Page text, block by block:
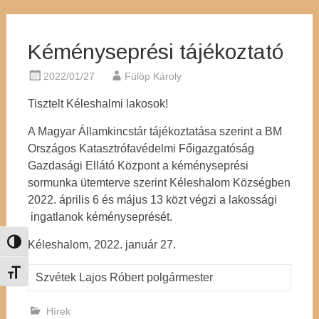
Nagy kontraszt váltása
Betűméret váltása
Kéményseprési tájékoztató
2022/01/27 Fülöp Károly
Tisztelt Kéleshalmi lakosok!
A Magyar Államkincstár tájékoztatása szerint a BM
Országos Katasztrófavédelmi Főigazgatóság
Gazdasági Ellátó Központ a kéményseprési
sormunka ütemterve szerint Kéleshalom Községben
2022. április 6 és május 13 közt végzi a lakossági
ingatlanok kéményseprését.
Kéleshalom, 2022. január 27.
Szvétek Lajos Róbert polgármester
Hírek